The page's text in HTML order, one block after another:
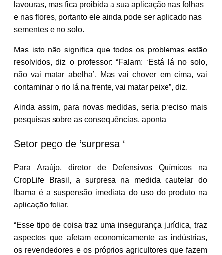
lavouras, mas fica proibida a sua aplicação nas folhas
e nas flores, portanto ele ainda pode ser aplicado nas
sementes e no solo.
Mas isto não significa que todos os problemas estão
resolvidos, diz o professor: “Falam: ‘Está lá no solo,
não vai matar abelha’. Mas vai chover em cima, vai
contaminar o rio lá na frente, vai matar peixe”, diz.
Ainda assim, para novas medidas, seria preciso mais
pesquisas sobre as consequências, aponta.
Setor pego de ‘surpresa ‘
Para Araújo, diretor de Defensivos Químicos na
CropLife Brasil, a surpresa na medida cautelar do
Ibama é a suspensão imediata do uso do produto na
aplicação foliar.
“Esse tipo de coisa traz uma insegurança jurídica, traz
aspectos que afetam economicamente as indústrias,
os revendedores e os próprios agricultores que fazem